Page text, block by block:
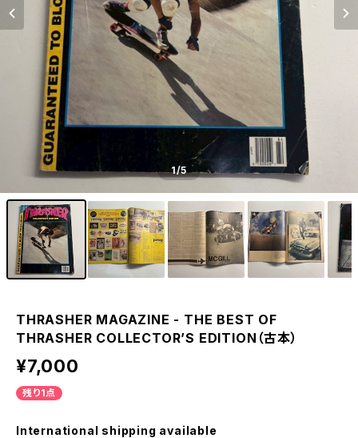
1/5
THRASHER MAGAZINE - THE BEST OF
THRASHER COLLECTOR’S EDITION（古本）
¥7,000
残り1点
International shipping available